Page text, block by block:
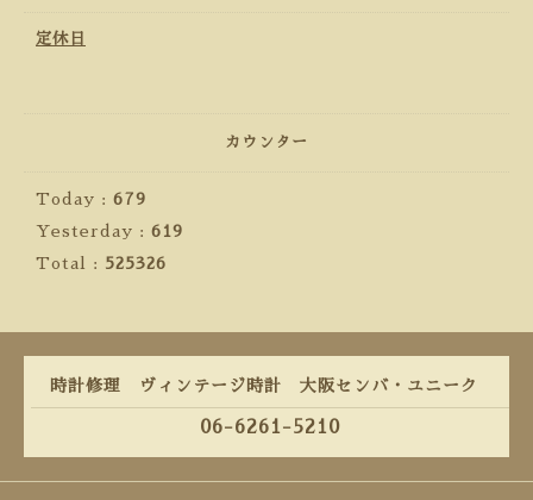
定休日
カウンター
Today : 679
Yesterday : 619
Total : 525326
時計修理 ヴィンテージ時計 大阪センバ・ユニーク
06-6261-5210